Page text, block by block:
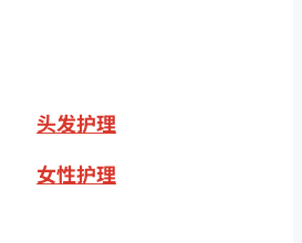
头发护理
女性护理